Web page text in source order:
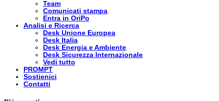
Team
Comunicati stampa
Entra in OriPo
Analisi e Ricerca
Desk Unione Europea
Desk Italia
Desk Energia e Ambiente
Desk Sicurezza Internazionale
Vedi tutto
PROMPT
Sostienici
Contatti